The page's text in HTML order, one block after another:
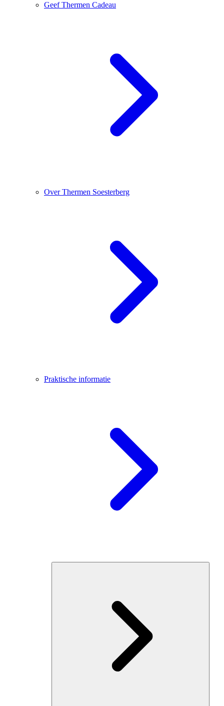
Geef Thermen Cadeau
Over Thermen Soesterberg
Praktische informatie